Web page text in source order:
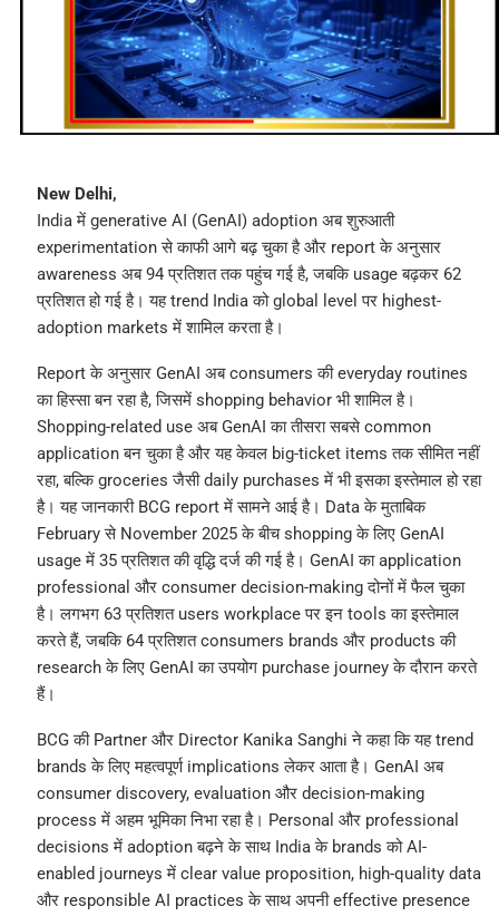
New Delhi,
India में generative AI (GenAI) adoption अब शुरुआती
experimentation से काफी आगे बढ़ चुका है और report के अनुसार
awareness अब 94 प्रतिशत तक पहुंच गई है, जबकि usage बढ़कर 62
प्रतिशत हो गई है। यह trend India को global level पर highest-
adoption markets में शामिल करता है।
Report के अनुसार GenAI अब consumers की everyday routines
का हिस्सा बन रहा है, जिसमें shopping behavior भी शामिल है।
Shopping-related use अब GenAI का तीसरा सबसे common
application बन चुका है और यह केवल big-ticket items तक सीमित नहीं
रहा, बल्कि groceries जैसी daily purchases में भी इसका इस्तेमाल हो रहा
है। यह जानकारी BCG report में सामने आई है। Data के मुताबिक
February से November 2025 के बीच shopping के लिए GenAI
usage में 35 प्रतिशत की वृद्धि दर्ज की गई है। GenAI का application
professional और consumer decision-making दोनों में फैल चुका
है। लगभग 63 प्रतिशत users workplace पर इन tools का इस्तेमाल
करते हैं, जबकि 64 प्रतिशत consumers brands और products की
research के लिए GenAI का उपयोग purchase journey के दौरान करते
हैं।
BCG की Partner और Director Kanika Sanghi ने कहा कि यह trend
brands के लिए महत्वपूर्ण implications लेकर आता है। GenAI अब
consumer discovery, evaluation और decision-making
process में अहम भूमिका निभा रहा है। Personal और professional
decisions में adoption बढ़ने के साथ India के brands को AI-
enabled journeys में clear value proposition, high-quality data
और responsible AI practices के साथ अपनी effective presence